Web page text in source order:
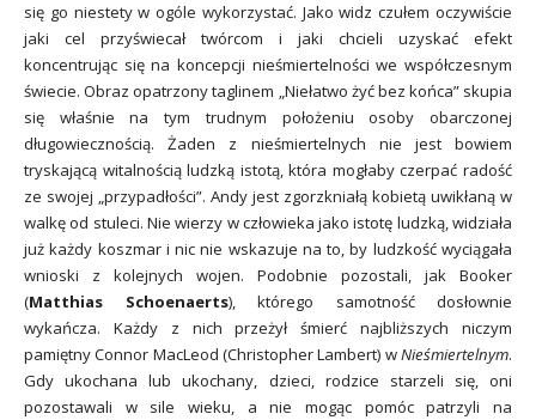
się go niestety w ogóle wykorzystać. Jako widz czułem oczywiście
jaki cel przyświecał twórcom i jaki chcieli uzyskać efekt
koncentrując się na koncepcji nieśmiertelności we współczesnym
świecie. Obraz opatrzony taglinem „Niełatwo żyć bez końca” skupia
się właśnie na tym trudnym położeniu osoby obarczonej
długowiecznością. Żaden z nieśmiertelnych nie jest bowiem
tryskającą witalnością ludzką istotą, która mogłaby czerpać radość
ze swojej „przypadłości”. Andy jest zgorzkniałą kobietą uwikłaną w
walkę od stuleci. Nie wierzy w człowieka jako istotę ludzką, widziała
już każdy koszmar i nic nie wskazuje na to, by ludzkość wyciągała
wnioski z kolejnych wojen. Podobnie pozostali, jak Booker
(Matthias Schoenaerts), którego samotność dosłownie
wykańcza. Każdy z nich przeżył śmierć najbliższych niczym
pamiętny Connor MacLeod (Christopher Lambert) wNieśmiertelnym.
Gdy ukochana lub ukochany, dzieci, rodzice starzeli się, oni
pozostawali w sile wieku, a nie mogąc pomóc patrzyli na